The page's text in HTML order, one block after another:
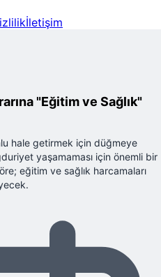
İletişim
"Eğitim ve Sağlık"
hale getirmek için düğmeye
yaşamaması için önemli bir
eğitim ve sağlık harcamaları